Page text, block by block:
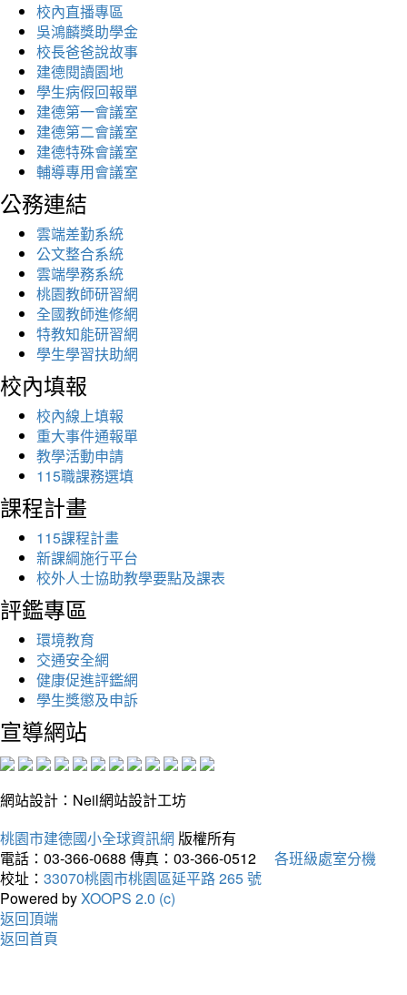
校內直播專區
吳鴻麟獎助學金
校長爸爸說故事
建德閱讀園地
學生病假回報單
建德第一會議室
建德第二會議室
建德特殊會議室
輔導專用會議室
公務連結
雲端差勤系統
公文整合系統
雲端學務系統
桃園教師研習網
全國教師進修網
特教知能研習網
學生學習扶助網
校內填報
校內線上填報
重大事件通報單
教學活動申請
115職課務選填
課程計畫
115課程計畫
新課綱施行平台
校外人士協助教學要點及課表
評鑑專區
環境教育
交通安全網
健康促進評鑑網
學生獎懲及申訴
宣導網站
網站設計：Neil網站設計工坊
桃園市建德國小全球資訊網 版權所有
電話：03-366-0688 傳真：03-366-0512
各班級處室分機
校址： 33070桃園市桃園區延平路 265 號
Powered byXOOPS 2.0 (c)
返回頂端
返回首頁